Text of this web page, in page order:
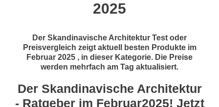
2025
Der Skandinavische Architektur Test oder
Preisvergleich zeigt aktuell besten Produkte im
Februar 2025 , in dieser Kategorie. Die Preise
werden mehrfach am Tag aktualisiert.
Der Skandinavische Architektur
- Ratgeber im Februar2025! Jetzt